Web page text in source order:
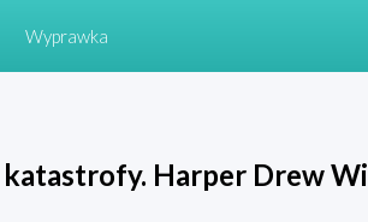
Wyprawka
Harper Drew